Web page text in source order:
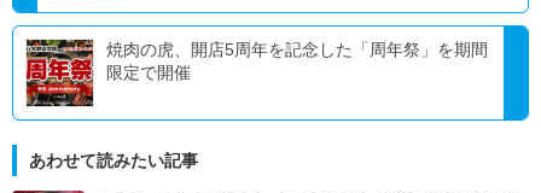
焼肉の虎、開店5周年を記念した「周年祭」を期間
限定で開催
あわせて読みたい記事